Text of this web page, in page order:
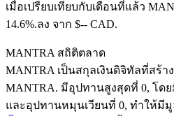
เมื่อเปรียบเทียบกับเดือนที่แล้ว
14.6%.ลง จาก $-- CAD.
MANTRA สถิติตลาด
MANTRA เป็นสกุลเงินดิจิทัลที่สร้
MANTRA. มีอุปทานสูงสุดที่ 0, โด
และอุปทานหมุนเวียนที่ 0, ทำให้มี